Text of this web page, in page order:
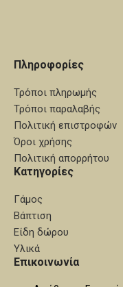
Πληροφορίες
Τρόποι πληρωμής
Τρόποι παραλαβής
Πολιτική επιστροφών
Όροι χρήσης
Πολιτική απορρήτου
Κατηγορίες
Γάμος
Βάπτιση
Είδη δώρου
Υλικά
Επικοινωνία